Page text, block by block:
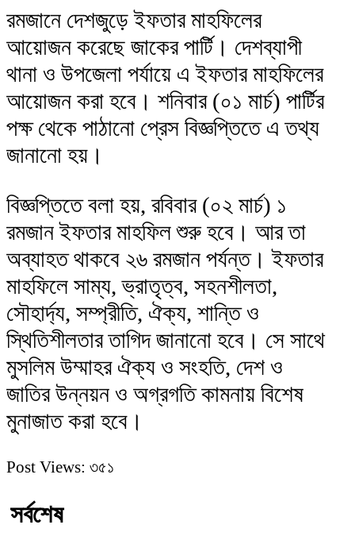
রমজানে দেশজুড়ে ইফতার মাহফিলের
আয়োজন করেছে জাকের পার্টি। দেশব্যাপী
থানা ও উপজেলা পর্যায়ে এ ইফতার মাহফিলের
আয়োজন করা হবে। শনিবার (০১ মার্চ) পার্টির
পক্ষ থেকে পাঠানো প্রেস বিজ্ঞপ্তিতে এ তথ্য
জানানো হয়।
বিজ্ঞপ্তিতে বলা হয়, রবিবার (০২ মার্চ) ১
রমজান ইফতার মাহফিল শুরু হবে। আর তা
অব্যাহত থাকবে ২৬ রমজান পর্যন্ত। ইফতার
মাহফিলে সাম্য, ভ্রাতৃত্ব, সহনশীলতা,
সৌহার্দ্য, সম্প্রীতি, ঐক্য, শান্তি ও
স্থিতিশীলতার তাগিদ জানানো হবে। সে সাথে
মুসলিম উম্মাহর ঐক্য ও সংহতি, দেশ ও
জাতির উন্নয়ন ও অগ্রগতি কামনায় বিশেষ
মুনাজাত করা হবে।
Post Views: ৩৫১
সর্বশেষ